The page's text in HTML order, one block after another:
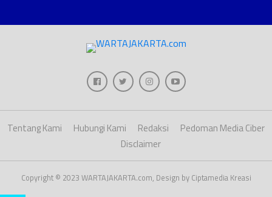
Tentang Kami Hubungi Kami Redaksi
Pedoman Media Ciber
Disclaimer
Copyright © 2023 WARTAJAKARTA.com, Design by Ciptamedia Kreasi